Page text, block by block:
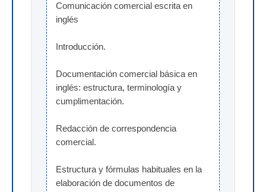
Comunicación comercial escrita en
inglés
Introducción.
Documentación comercial básica en
inglés: estructura, terminología y
cumplimentación.
Redacción de correspondencia
comercial.
Estructura y fórmulas habituales en la
elaboración de documentos de